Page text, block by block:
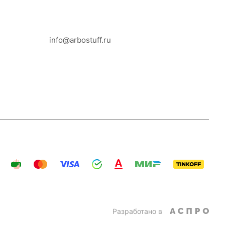
info@arbostuff.ru
Разработано в